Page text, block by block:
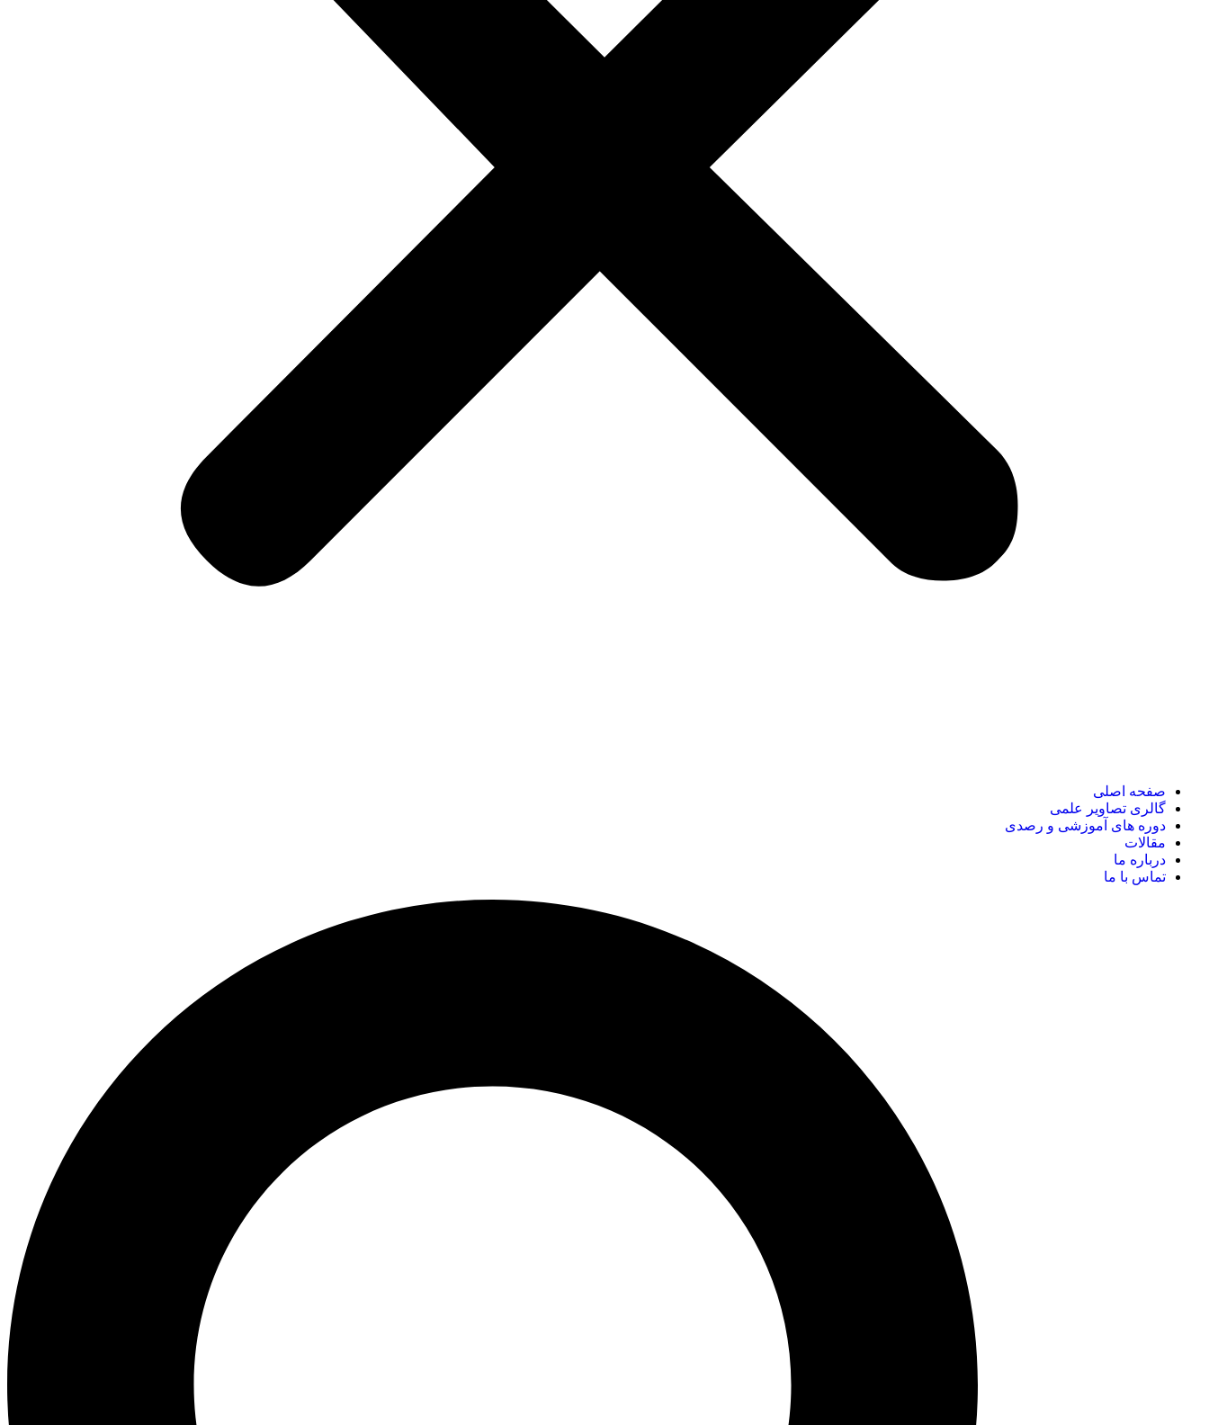
صفحه اصلی
گالری تصاویر علمی
دوره های آموزشی و رصدی
مقالات
درباره ما
تماس با ما